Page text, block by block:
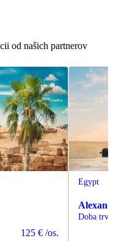
od našich partnerov
125 € /os.
Egypt
Doba